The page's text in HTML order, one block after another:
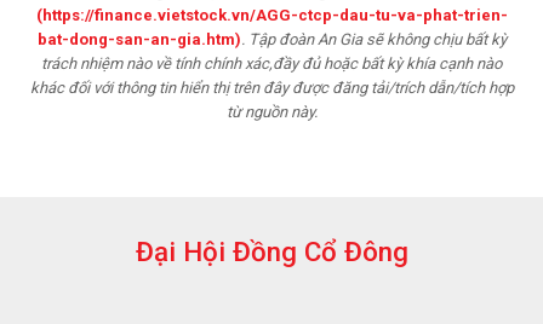
(https://finance.vietstock.vn/AGG-ctcp-dau-tu-va-phat-trien-
bat-dong-san-an-gia.htm) . Tập đoàn An Gia sẽ không chịu bất kỳ
trách nhiệm nào về tính chính xác,đầy đủ hoặc bất kỳ khía cạnh nào
khác đối với thông tin hiển thị trên đây được đăng tải/trích dẫn/tích hợp
từ nguồn này.
Đại Hội Đồng Cổ Đông